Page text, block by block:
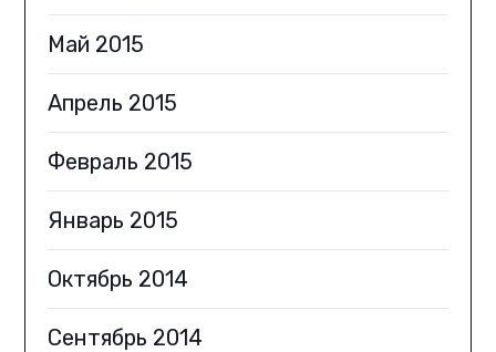
Май 2015
Апрель 2015
Февраль 2015
Январь 2015
Октябрь 2014
Сентябрь 2014